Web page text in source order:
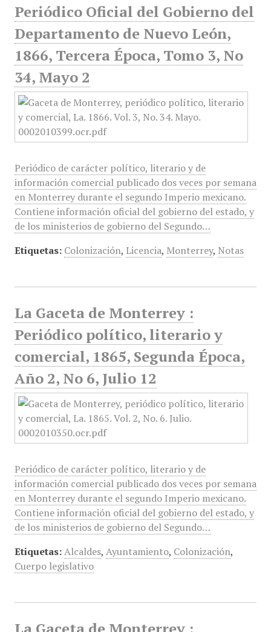
Periódico Oficial del Gobierno del
Departamento de Nuevo León,
1866, Tercera Época, Tomo 3, No
34, Mayo 2
Periódico de carácter político, literario y de
información comercial publicado dos veces por semana
en Monterrey durante el segundo Imperio mexicano.
Contiene información oficial del gobierno del estado, y
de los ministerios de gobierno del Segundo…
Etiquetas: Colonización, Licencia, Monterrey, Notas
La Gaceta de Monterrey :
Periódico político, literario y
comercial, 1865, Segunda Época,
Año 2, No 6, Julio 12
Periódico de carácter político, literario y de
información comercial publicado dos veces por semana
en Monterrey durante el segundo Imperio mexicano.
Contiene información oficial del gobierno del estado, y
de los ministerios de gobierno del Segundo…
Etiquetas: Alcaldes, Ayuntamiento, Colonización,
Cuerpo legislativo